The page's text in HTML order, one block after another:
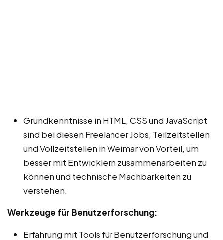
Grundkenntnisse in HTML, CSS und JavaScript
sind bei diesen Freelancer Jobs, Teilzeitstellen
und Vollzeitstellen in Weimar von Vorteil, um
besser mit Entwicklern zusammenarbeiten zu
können und technische Machbarkeiten zu
verstehen.
Werkzeuge für Benutzerforschung:
Erfahrung mit Tools für Benutzerforschung und